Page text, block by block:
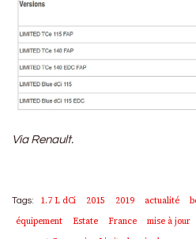
Via Renault.
Tags: 1.7 L dCi 2015 2019 actualité
équipement
Estate France mise à jour